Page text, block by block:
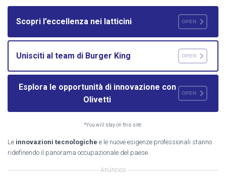
G
O
Scopri l’eccellenza nei latticini OPEN
Unisciti al team di Burger King OPEN
Esplora le opportunità di innovazione con
Olivetti
OPEN
*You will stay on this site.
Le innovazioni tecnologiche e le nuove esigenze professionali stanno
ridefinendo il panorama occupazionale del paese.
Anúncios